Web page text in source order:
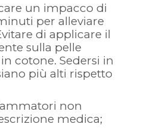
un impacco di
per alleviare
di applicare il
sulla pelle
cotone. Sedersi in
più alti rispetto
non
medica;